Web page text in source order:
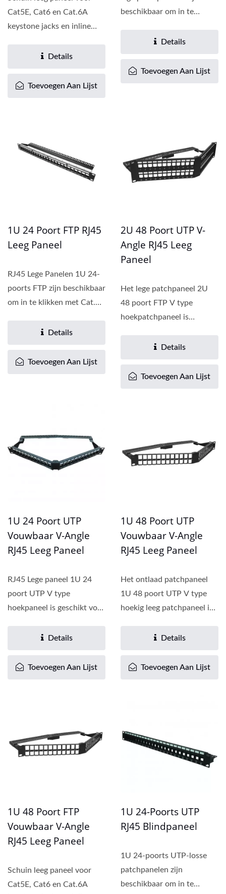
Cat5E, Cat6 en Cat.6A
keystone jacks en inline
Details
Toevoegen Aan Lijst
beschikbaar om in te
Details
Toevoegen Aan Lijst
1U 24 Poort FTP RJ45
Leeg Paneel
RJ45 Lege Panelen 1U 24-
poorts FTP zijn beschikbaar
om in te klikken met Cat.5e
Details
Toevoegen Aan Lijst
2U 48 Poort UTP V-
Angle RJ45 Leeg
Paneel
Het lege patchpaneel 2U
48 poort FTP V type
hoekpatchpaneel is
installeren...Details
Toevoegen Aan Lijst
1U 24 Poort UTP
Vouwbaar V-Angle
RJ45 Leeg Paneel
RJ45 Lege paneel 1U 24
poort UTP V type
hoekpaneel is geschikt voor
Details
Toevoegen Aan Lijst
1U 48 Poort UTP
Vouwbaar V-Angle
RJ45 Leeg Paneel
Het ontlaad patchpaneel
1U 48 poort UTP V type
hoekig leeg patchpaneel is
Details
Toevoegen Aan Lijst
1U 48 Poort FTP
Vouwbaar V-Angle
RJ45 Leeg Paneel
Schuin leeg paneel voor
Cat5E, Cat6 en Cat.6A
1U 24-Poorts UTP
RJ45 Blindpaneel
1U 24-poorts UTP-losse
patchpanelen zijn
beschikbaar om in te